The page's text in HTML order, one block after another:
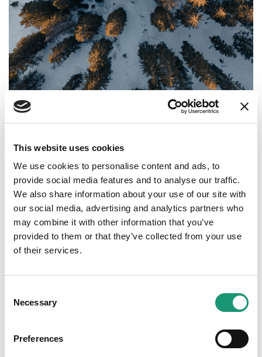
This website uses cookies
We use cookies to personalise content and ads, to
provide social media features and to analyse our traffic.
We also share information about your use of our site with
our social media, advertising and analytics partners who
may combine it with other information that you’ve
provided to them or that they’ve collected from your use
of their services.
Selection
Necessary
Preferences
Schneeschuhwanderungen und weitere
Winteraktivitäten
Ob Sie rasante Schlittelerlebnisse suchen, leidenschaftlich
gerne mit Schneeschuhen unterwegs sind oder einfach nur
märchenhafte Winterlandschaften geniessen möchten –
auf dieser Seite finden Sie die besten Orte, um die
Wintersaison in vollen Zügen zu erleben. Entdecken Sie
unsere Destinationen, lassen Sie sich inspirieren und freuen
Sie sich auf unvergessliche Momente mitten im Winter.
Materialvermietung
des Kantons Waadt entdecken, wissen aber nicht, wo Sie
die passende Ausrüstung finden? Auf den Websites der